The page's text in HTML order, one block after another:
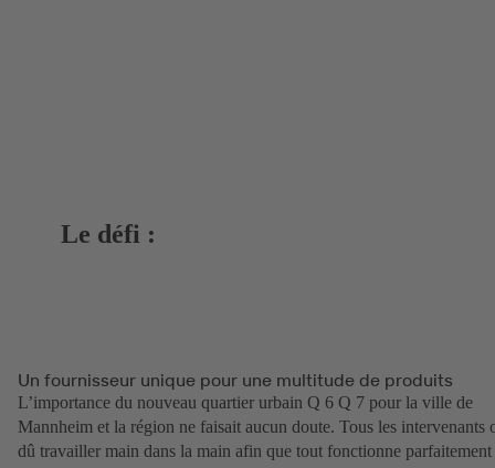
Le défi :
Un fournisseur unique pour une multitude de produits
L’importance du nouveau quartier urbain Q 6 Q 7 pour la ville de
Mannheim et la région ne faisait aucun doute. Tous les intervenants
dû travailler main dans la main afin que tout fonctionne parfaitement